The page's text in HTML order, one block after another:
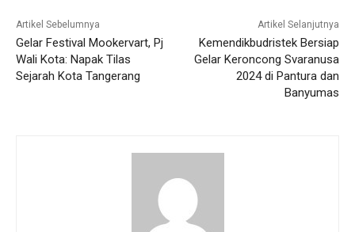
Artikel Sebelumnya
Gelar Festival Mookervart, Pj
Wali Kota: Napak Tilas
Sejarah Kota Tangerang
Artikel Selanjutnya
Kemendikbudristek Bersiap
Gelar Keroncong Svaranusa
2024 di Pantura dan
Banyumas